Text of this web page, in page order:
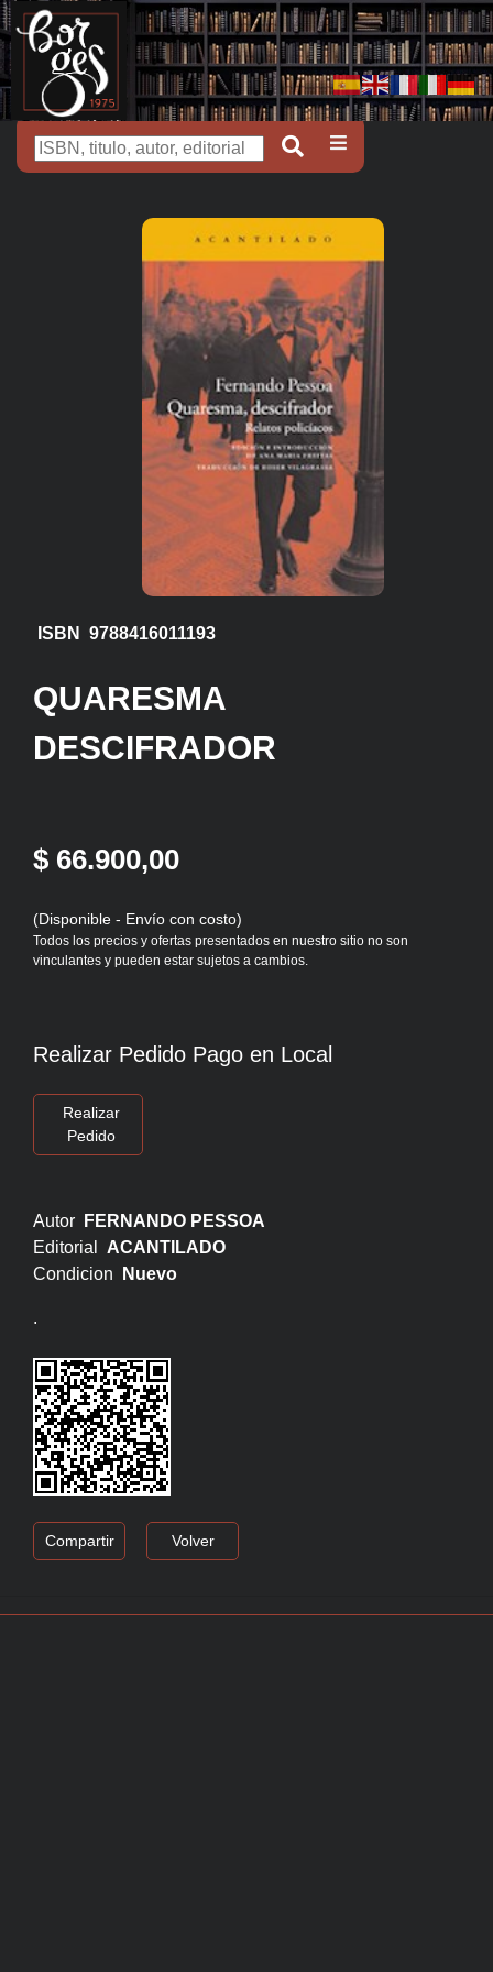
ISBN 9788416011193
QUARESMA
DESCIFRADOR
$ 66.900,00
(Disponible - Envío con costo)
Todos los precios y ofertas presentados en nuestro sitio no son
vinculantes y pueden estar sujetos a cambios.
Realizar Pedido Pago en Local
Realizar
Pedido
Autor
FERNANDO PESSOA
Editorial ACANTILADO
Condicion
Nuevo
.
Compartir Volver